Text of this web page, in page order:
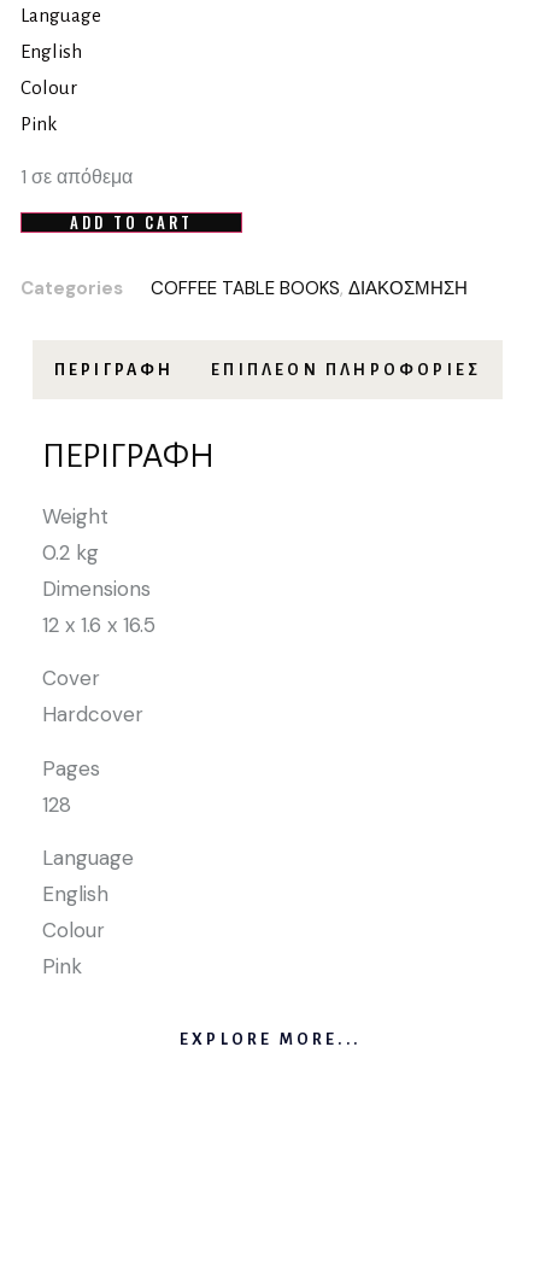
Language
English
Colour
Pink
1 σε απόθεμα
ADD TO CART
Categories COFFEE TABLE BOOKS, ΔΙΑΚΟΣΜΗΣΗ
ΠΕΡΙΓΡΑΦΉ ΕΠΙΠΛΈΟΝ ΠΛΗΡΟΦΟΡΊΕΣ
ΠΕΡΙΓΡΑΦΉ
Weight
0.2 kg
Dimensions
12 x 1.6 x 16.5
Cover
Hardcover
Pages
128
Language
English
Colour
Pink
EXPLORE MORE...